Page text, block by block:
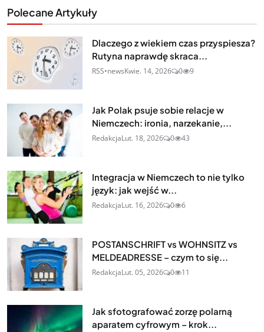
Polecane Artykuły
Dlaczego z wiekiem czas przyspiesza?
Rutyna naprawdę skraca...
RSS•newsKwie. 14, 2026 0 9
Jak Polak psuje sobie relacje w
Niemczech: ironia, narzekanie,...
RedakcjaLut. 18, 2026 0 43
Integracja w Niemczech to nie tylko
język: jak wejść w...
RedakcjaLut. 16, 2026 0 6
POSTANSCHRIFT vs WOHNSITZ vs
MELDEADRESSE – czym to się...
RedakcjaLut. 05, 2026 0 11
Jak sfotografować zorzę polarną
aparatem cyfrowym – krok...